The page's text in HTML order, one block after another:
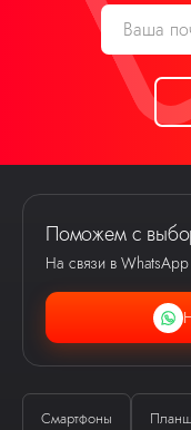
Поможем с
На связи в
Смартфоны